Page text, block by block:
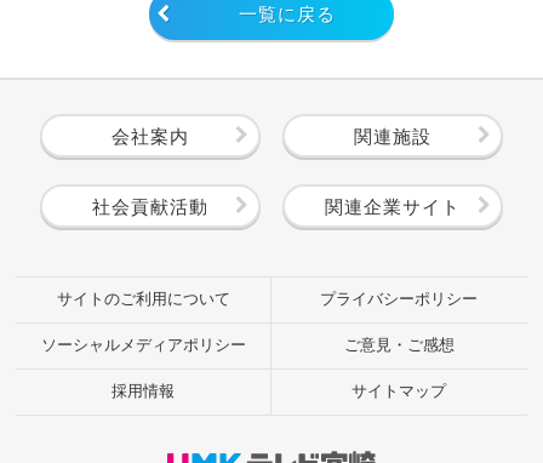
一覧に戻る
会社案内 関連施設
社会貢献活動 関連企業サイト
サイトのご利用について プライバシーポリシー
ソーシャルメディアポリシー ご意見・ご感想
採用情報 サイトマップ